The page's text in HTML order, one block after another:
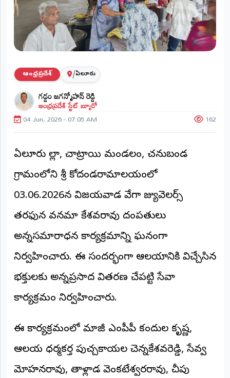
ప్రాంతీయ
(STATE)
తెలంగాణ
ఆంధ్రప్రదేశ్
ప్రధాన
విభాగాలు
(MAIN)
క్రీడలు
జాతీయం
అంతర్జాతీయం
ఆర్టీఐ
రిపోర్టర్స్
DESK)
మా
రిపోర్టర్లు
ఆంధ్రప్రదేశ్ /ఏలూరు
గడ్డం జగన్మోహన్ రెడ్డి
ఆంధ్రప్రదేశ్ స్టేట్ బ్యూరో
04 Jun, 2026 - 07:05 AM 162
ఏలూరు జిల్లా, చాట్రాయి మండలం, చనుబండ
గ్రామంలోని శ్రీ కోదండరామాలయంలో
03.06.2026న విజయవాడ వేగా జ్యువెలర్స్
తరఫున వనమా కేశవరావు దంపతులు
అన్నసమారాధన కార్యక్రమాన్ని ఘనంగా
నిర్వహించారు. ఈ సందర్భంగా ఆలయానికి విచ్చేసిన
భక్తులకు అన్నప్రసాద వితరణ చేపట్టి సేవా
కార్యక్రమం నిర్వహించారు.
ఈ కార్యక్రమంలో మాజీ ఎంపీపీ కందుల కృష్ణ,
ఆలయ ధర్మకర్త పుచ్చకాయల చెన్నకేశవరెడ్డి, సేవ్వ
మోహనరావు, తాళ్లాడ వెంకటేశ్వరరావు, చీపు